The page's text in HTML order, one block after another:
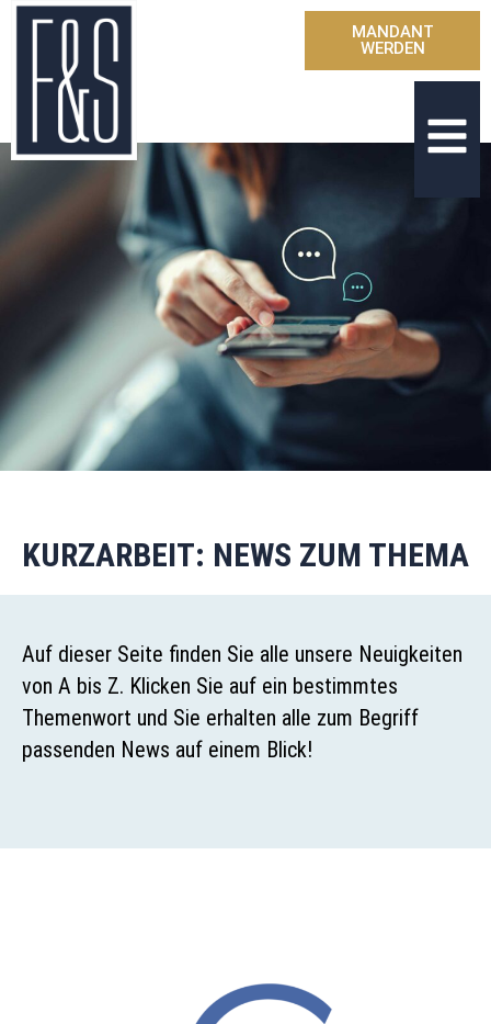
MANDANT
WERDEN
KURZARBEIT: NEWS ZUM THEMA
Auf dieser Seite finden Sie alle unsere Neuigkeiten
von A bis Z. Klicken Sie auf ein bestimmtes
Themenwort und Sie erhalten alle zum Begriff
passenden News auf einem Blick!